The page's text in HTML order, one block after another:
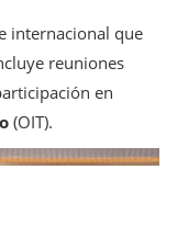
internacional que
reuniones
en
(OIT).